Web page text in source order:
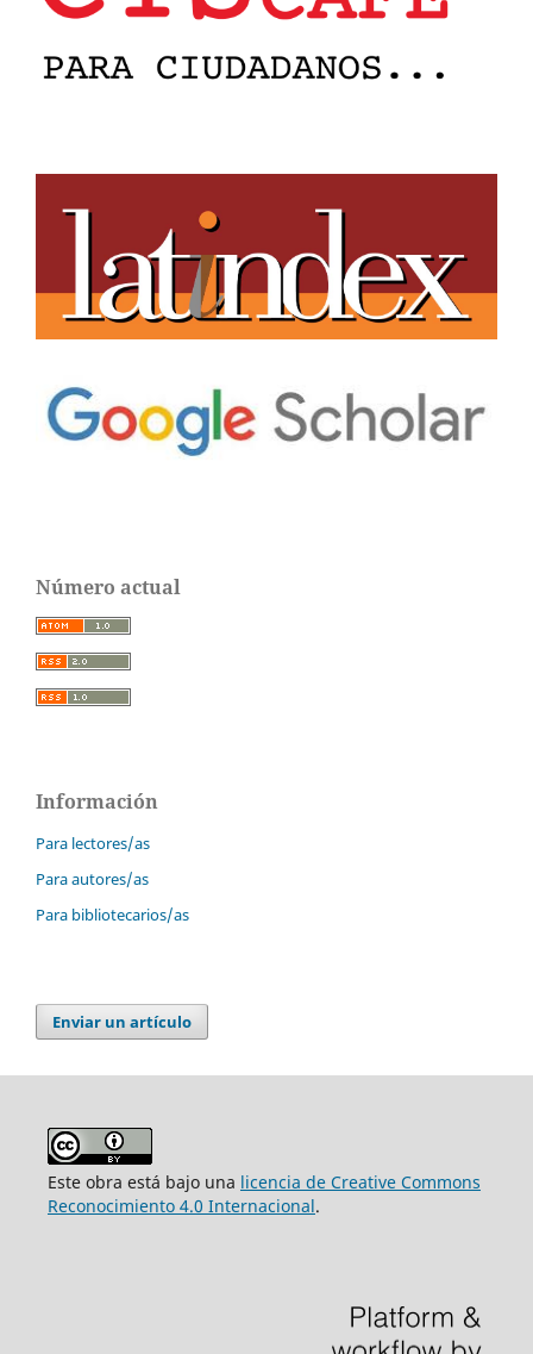
Número actual
Información
Para lectores/as
Para autores/as
Para bibliotecarios/as
Enviar un artículo
Este obra está bajo una licencia de Creative Commons
Reconocimiento 4.0 Internacional.